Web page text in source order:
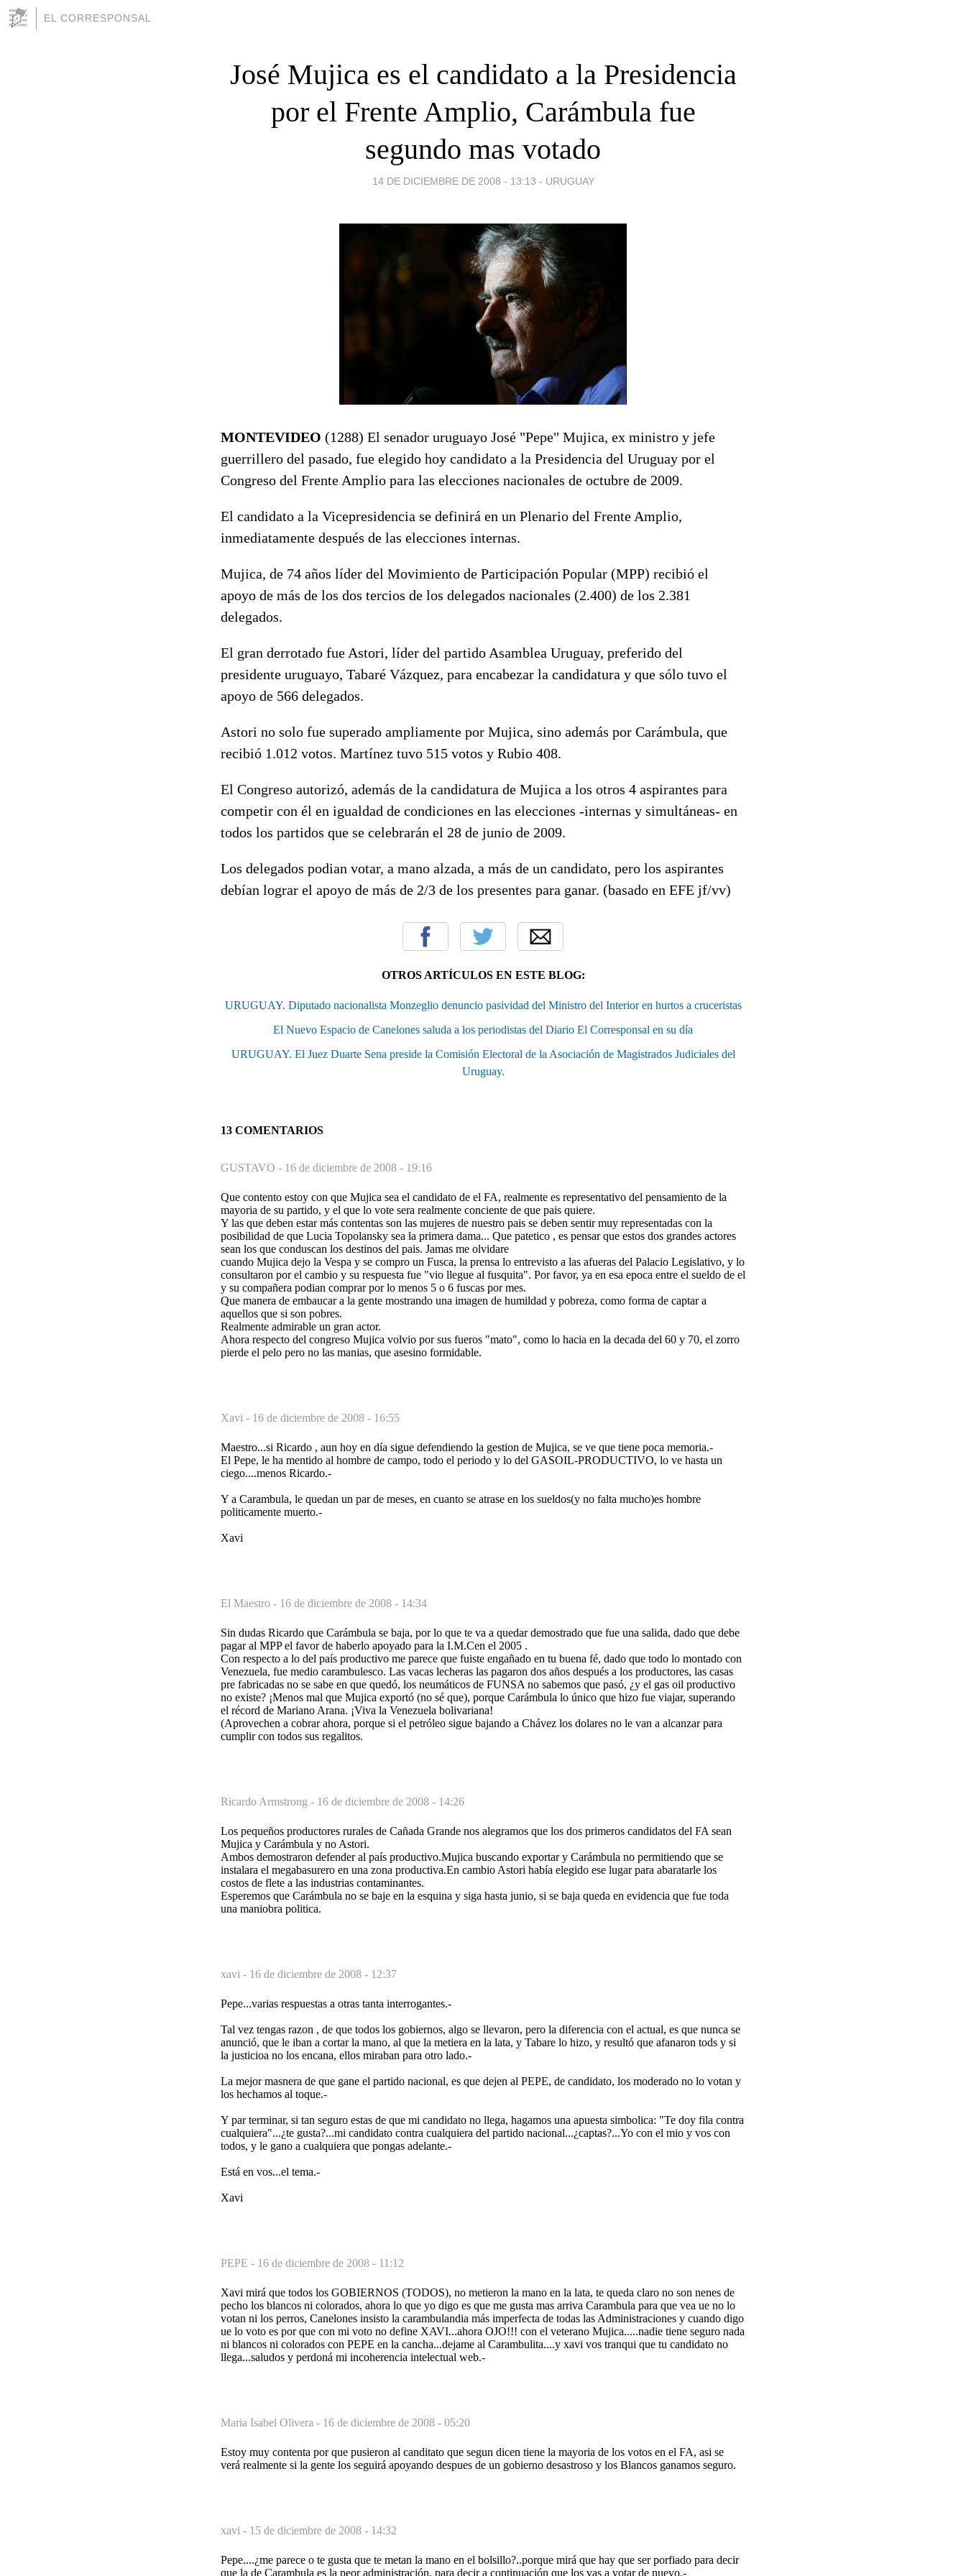
EL CORRESPONSAL
José Mujica es el candidato a la Presidencia
por el Frente Amplio, Carámbula fue
segundo mas votado
14 DE DICIEMBRE DE 2008 - 13:13 - URUGUAY
MONTEVIDEO (1288) El senador uruguayo José "Pepe" Mujica, ex ministro y jefe
guerrillero del pasado, fue elegido hoy candidato a la Presidencia del Uruguay por el
Congreso del Frente Amplio para las elecciones nacionales de octubre de 2009.
El candidato a la Vicepresidencia se definirá en un Plenario del Frente Amplio,
inmediatamente después de las elecciones internas.
Mujica, de 74 años líder del Movimiento de Participación Popular (MPP) recibió el
apoyo de más de los dos tercios de los delegados nacionales (2.400) de los 2.381
delegados.
El gran derrotado fue Astori, líder del partido Asamblea Uruguay, preferido del
presidente uruguayo, Tabaré Vázquez, para encabezar la candidatura y que sólo tuvo el
apoyo de 566 delegados.
Astori no solo fue superado ampliamente por Mujica, sino además por Carámbula, que
recibió 1.012 votos. Martínez tuvo 515 votos y Rubio 408.
El Congreso autorizó, además de la candidatura de Mujica a los otros 4 aspirantes para
competir con él en igualdad de condiciones en las elecciones -internas y simultáneas- en
todos los partidos que se celebrarán el 28 de junio de 2009.
Los delegados podian votar, a mano alzada, a más de un candidato, pero los aspirantes
debían lograr el apoyo de más de 2/3 de los presentes para ganar. (basado en EFE jf/vv)
OTROS ARTÍCULOS EN ESTE BLOG:
URUGUAY. Diputado nacionalista Monzeglio denuncio pasividad del Ministro del Interior en hurtos a cruceristas
El Nuevo Espacio de Canelones saluda a los periodistas del Diario El Corresponsal en su día
URUGUAY. El Juez Duarte Sena preside la Comisión Electoral de la Asociación de Magistrados Judiciales del
Uruguay.
13 COMENTARIOS
GUSTAVO - 16 de diciembre de 2008 - 19:16
Que contento estoy con que Mujica sea el candidato de el FA, realmente es representativo del pensamiento de la
mayoria de su partido, y el que lo vote sera realmente conciente de que pais quiere.
Y las que deben estar más contentas son las mujeres de nuestro pais se deben sentir muy representadas con la
posibilidad de que Lucia Topolansky sea la primera dama... Que patetico , es pensar que estos dos grandes actores
sean los que conduscan los destinos del pais. Jamas me olvidare
cuando Mujica dejo la Vespa y se compro un Fusca, la prensa lo entrevisto a las afueras del Palacio Legislativo, y lo
consultaron por el cambio y su respuesta fue "vio llegue al fusquita". Por favor, ya en esa epoca entre el sueldo de el
y su compañera podian comprar por lo menos 5 o 6 fuscas por mes.
Que manera de embaucar a la gente mostrando una imagen de humildad y pobreza, como forma de captar a
aquellos que si son pobres.
Realmente admirable un gran actor.
Ahora respecto del congreso Mujica volvio por sus fueros "mato", como lo hacia en la decada del 60 y 70, el zorro
pierde el pelo pero no las manias, que asesino formidable.
Xavi - 16 de diciembre de 2008 - 16:55
Maestro...si Ricardo , aun hoy en día sigue defendiendo la gestion de Mujica, se ve que tiene poca memoria.-
El Pepe, le ha mentido al hombre de campo, todo el periodo y lo del GASOIL-PRODUCTIVO, lo ve hasta un
ciego....menos Ricardo.-
Y a Carambula, le quedan un par de meses, en cuanto se atrase en los sueldos(y no falta mucho)es hombre
politicamente muerto.-
Xavi
El Maestro - 16 de diciembre de 2008 - 14:34
Sin dudas Ricardo que Carámbula se baja, por lo que te va a quedar demostrado que fue una salida, dado que debe
pagar al MPP el favor de haberlo apoyado para la I.M.Cen el 2005 .
Con respecto a lo del país productivo me parece que fuiste engañado en tu buena fé, dado que todo lo montado con
Venezuela, fue medio carambulesco. Las vacas lecheras las pagaron dos años después a los productores, las casas
pre fabricadas no se sabe en que quedó, los neumáticos de FUNSA no sabemos que pasó, ¿y el gas oil productivo
no existe? ¡Menos mal que Mujica exportó (no sé que), porque Carámbula lo único que hizo fue viajar, superando
el récord de Mariano Arana. ¡Viva la Venezuela bolivariana!
(Aprovechen a cobrar ahora, porque si el petróleo sigue bajando a Chávez los dolares no le van a alcanzar para
cumplir con todos sus regalitos.
Ricardo Armstrong - 16 de diciembre de 2008 - 14:26
Los pequeños productores rurales de Cañada Grande nos alegramos que los dos primeros candidatos del FA sean
Mujica y Carámbula y no Astori.
Ambos demostraron defender al país productivo.Mujica buscando exportar y Carámbula no permitiendo que se
instalara el megabasurero en una zona productiva.En cambio Astori había elegido ese lugar para abaratarle los
costos de flete a las industrias contaminantes.
Esperemos que Carámbula no se baje en la esquina y siga hasta junio, si se baja queda en evidencia que fue toda
una maniobra politica.
xavi - 16 de diciembre de 2008 - 12:37
Pepe...varias respuestas a otras tanta interrogantes.-
Tal vez tengas razon , de que todos los gobiernos, algo se llevaron, pero la diferencia con el actual, es que nunca se
anunció, que le iban a cortar la mano, al que la metiera en la lata, y Tabare lo hizo, y resultó que afanaron tods y si
la justicioa no los encana, ellos miraban para otro lado.-
La mejor masnera de que gane el partido nacional, es que dejen al PEPE, de candidato, los moderado no lo votan y
los hechamos al toque.-
Y par terminar, si tan seguro estas de que mi candidato no llega, hagamos una apuesta simbolica: "Te doy fila contra
cualquiera"...¿te gusta?...mi candidato contra cualquiera del partido nacional...¿captas?...Yo con el mio y vos con
todos, y le gano a cualquiera que pongas adelante.-
Está en vos...el tema.-
Xavi
PEPE - 16 de diciembre de 2008 - 11:12
Xavi mirá que todos los GOBIERNOS (TODOS), no metieron la mano en la lata, te queda claro no son nenes de
pecho los blancos ni colorados, ahora lo que yo digo es que me gusta mas arriva Carambula para que vea ue no lo
votan ni los perros, Canelones insisto la carambulandia más imperfecta de todas las Administraciones y cuando digo
ue lo voto es por que con mi voto no define XAVI...ahora OJO!!! con el veterano Mujica.....nadie tiene seguro nada
ni blancos ni colorados con PEPE en la cancha...dejame al Carambulita....y xavi vos tranqui que tu candidato no
llega...saludos y perdoná mi incoherencia intelectual web.-
Maria Isabel Olivera - 16 de diciembre de 2008 - 05:20
Estoy muy contenta por que pusieron al canditato que segun dicen tiene la mayoria de los votos en el FA, asi se
verá realmente si la gente los seguirá apoyando despues de un gobierno desastroso y los Blancos ganamos seguro.
xavi - 15 de diciembre de 2008 - 14:32
Pepe....¿me parece o te gusta que te metan la mano en el bolsillo?..porque mirá que hay que ser porfiado para decir
que la de Carambula es la peor administración, para decir a continuación que los vas a votar de nuevo.-